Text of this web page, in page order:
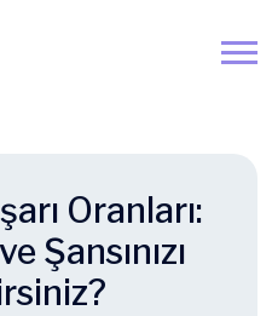
Oranları:
Şansınızı